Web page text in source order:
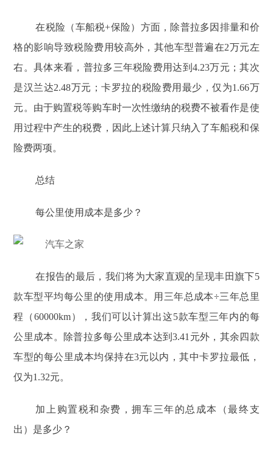
在税险（车船税+保险）方面，除普拉多因排量和价
格的影响导致税险费用较高外，其他车型普遍在2万元左
右。具体来看，普拉多三年税险费用达到4.23万元；其次
是汉兰达2.48万元；卡罗拉的税险费用最少，仅为1.66万
元。由于购置税等购车时一次性缴纳的税费不被看作是使
用过程中产生的税费，因此上述计算只纳入了车船税和保
险费两项。
总结
每公里使用成本是多少？
在报告的最后，我们将为大家直观的呈现丰田旗下5
款车型平均每公里的使用成本。用三年总成本÷三年总里
程（60000km），我们可以计算出这5款车型三年内的每
公里成本。除普拉多每公里成本达到3.41元外，其余四款
车型的每公里成本均保持在3元以内，其中卡罗拉最低，
仅为1.32元。
加上购置税和杂费，拥车三年的总成本（最终支
出）是多少？